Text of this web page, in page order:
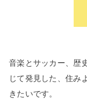
音楽とサッカー、歴
じて発見した、住み
きたいです。